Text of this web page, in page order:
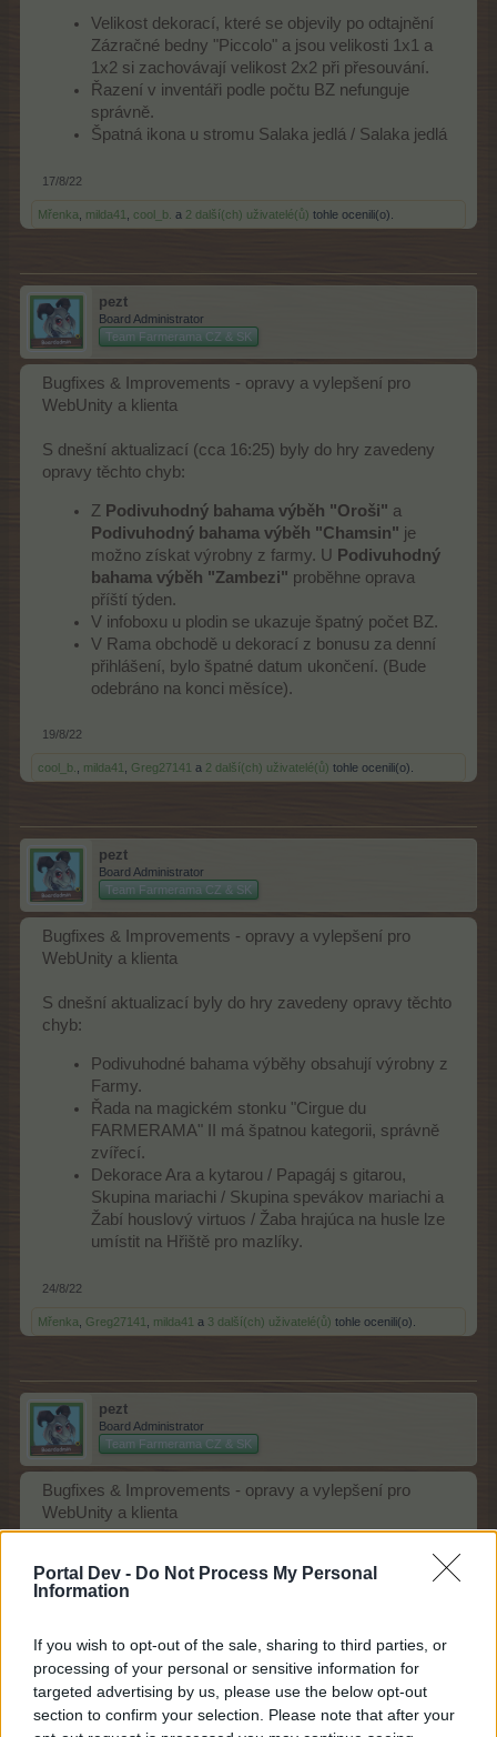
Portal Dev - Do Not Process My Personal
Information
If you wish to opt-out of the sale, sharing to third parties, or
processing of your personal or sensitive information for
targeted advertising by us, please use the below opt-out
section to confirm your selection. Please note that after your
Velikost dekorací, které se objevily po odtajnění
Zázračné bedny "Piccolo" a jsou velikosti 1x1 a
1x2 si zachovávají velikost 2x2 při přesouvání.
Řazení v inventáři podle počtu BZ nefunguje
správně.
Špatná ikona u stromu Salaka jedlá / Salaka jedlá
17/8/22
Mřenka milda41 cool_b. a 2 další(ch) uživatelé(ů) tohle ocenili(o).
pezt
Board Administrator
Team Farmerama CZ & SK
Bugfixes & Improvements - opravy a vylepšení pro
WebUnity a klienta
S dnešní aktualizací (cca 16:25) byly do hry zavedeny
opravy těchto chyb:
Z Podivuhodný bahama výběh "Oroši" a
Podivuhodný bahama výběh "Chamsin" je
možno získat výrobny z farmy. U Podivuhodný
bahama výběh "Zambezi" proběhne oprava
příští týden.
V infoboxu u plodin se ukazuje špatný počet BZ.
V Rama obchodě u dekorací z bonusu za denní
přihlášení, bylo špatné datum ukončení. (Bude
odebráno na konci měsíce).
19/8/22
cool_b., milda41, Greg27141 a 2 další(ch) uživatelé(ů) tohle ocenili(o).
pezt
Board Administrator
Team Farmerama CZ & SK
Bugfixes & Improvements - opravy a vylepšení pro
WebUnity a klienta
S dnešní aktualizací byly do hry zavedeny opravy těchto
chyb:
Podivuhodné bahama výběhy obsahují výrobny z
Farmy.
Řada na magickém stonku "Cirgue du
FARMERAMA" II má špatnou kategorii, správně
zvířecí.
Dekorace Ara a kytarou / Papagáj s gitarou,
Skupina mariachi / Skupina spevákov mariachi a
Žabí houslový virtuos / Žaba hrajúca na husle lze
umístit na Hřiště pro mazlíky.
24/8/22
Mřenka Greg27141 milda41 a 3 další(ch) uživatelé(ů) tohle ocenili(o).
pezt
Board Administrator
Team Farmerama CZ & SK
Bugfixes & Improvements - opravy a vylepšení pro
WebUnity a klienta
S dnešní aktualizací byly do hry zavedeny opravy těchto
chyb:
vyčerpání bonusu.
28/9/22
Greg27141, Mřenka,milda41 a1 další uživateltohle ocenili.